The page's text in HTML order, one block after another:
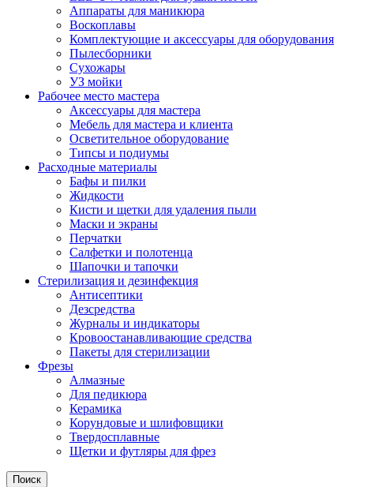
Аппараты для маникюра
Воскоплавы
Комплектующие и аксессуары для оборудования
Пылесборники
Сухожары
УЗ мойки
Рабочее место мастера
Аксессуары для мастера
Мебель для мастера и клиента
Осветительное оборудование
Типсы и подиумы
Расходные материалы
Бафы и пилки
Жидкости
Кисти и щетки для удаления пыли
Маски и экраны
Перчатки
Салфетки и полотенца
Шапочки и тапочки
Стерилизация и дезинфекция
Антисептики
Дезсредства
Журналы и индикаторы
Кровоостанавливающие средства
Пакеты для стерилизации
Фрезы
Алмазные
Для педикюра
Керамика
Корундовые и шлифовщики
Твердосплавные
Щетки и футляры для фрез
Поиск